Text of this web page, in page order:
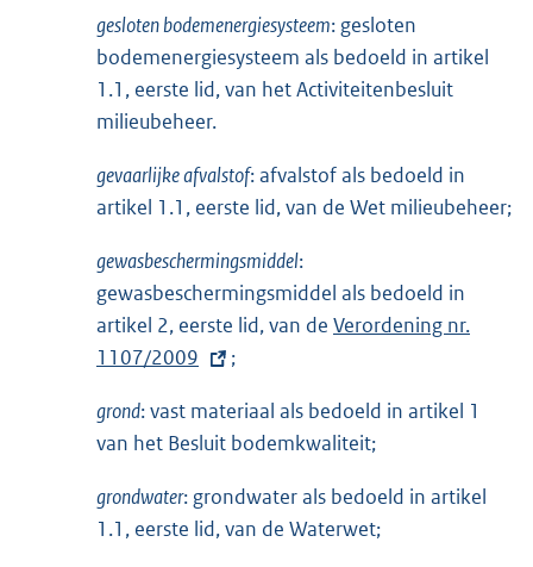
gesloten bodemenergiesysteem: gesloten
bodemenergiesysteem als bedoeld in artikel
1.1, eerste lid, van het Activiteitenbesluit
milieubeheer.
gevaarlijke afvalstof: afvalstof als bedoeld in
artikel 1.1, eerste lid, van de Wet milieubeheer;
gewasbeschermingsmiddel:
gewasbeschermingsmiddel als bedoeld in
artikel 2, eerste lid, van de E
e
r
n
Verordening nr.
1107/2009
;
grond: vast materiaal als bedoeld in artikel 1
van het Besluit bodemkwaliteit;
grondwater: grondwater als bedoeld in artikel
1.1, eerste lid, van de Waterwet;